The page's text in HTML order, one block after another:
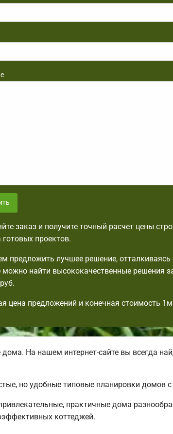
заказ и получите точный расчет цены
готовых проектов.
предложить лучшее решение,
можно найти высококачественные решения
цена предложений и конечная стоимость
На нашем интернет-сайте вы всегда
но удобные типовые планировки домов
практичные дома
коттеджей.